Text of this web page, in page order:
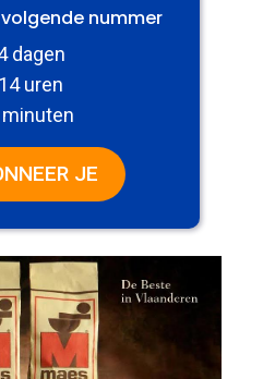
nummer
dagen
14 uren
minuten
JE